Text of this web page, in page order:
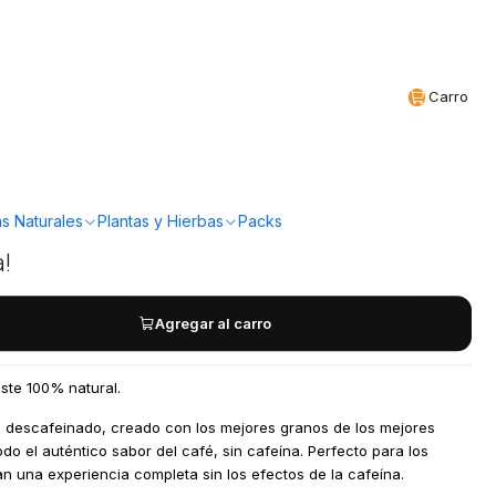
Carro
Naturales Plantas y Hierbas Packs
Agregar al carro
100% natural.
creado con los mejores granos de los mejores
el auténtico sabor del café, sin cafeína. Perfecto para los
una experiencia completa sin los efectos de la cafeína.